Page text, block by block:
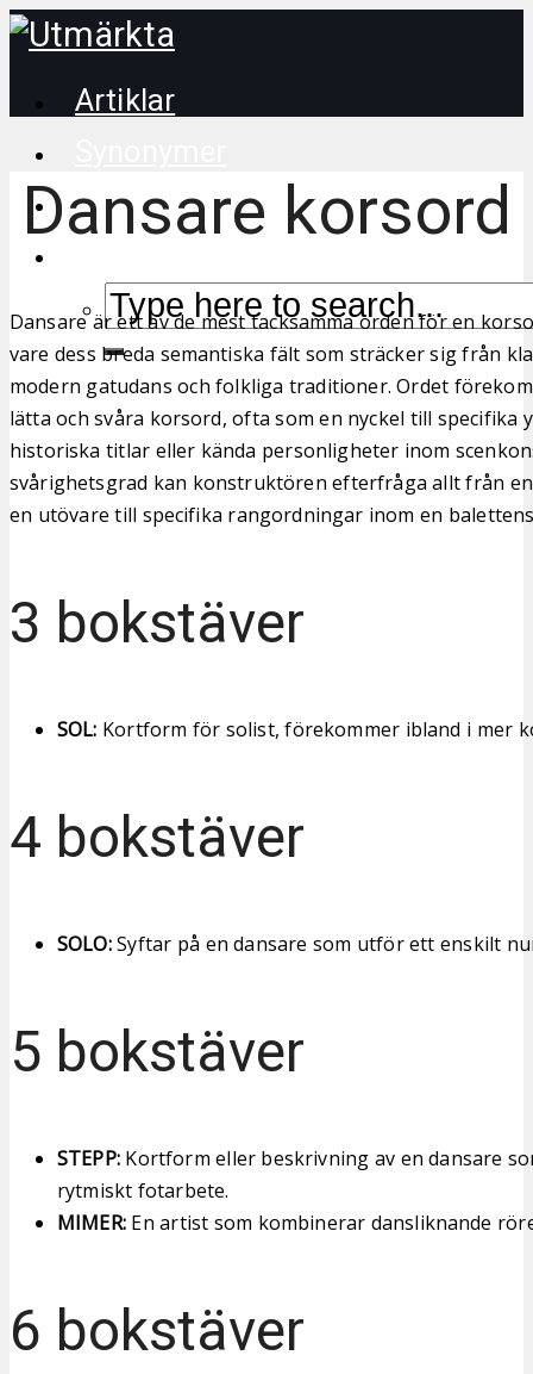
Artiklar
Korsordstips
Dansare korsord
Dansare är ett av de mest tacksamma orden för en
vare dess breda semantiska fält som sträcker sig från
modern gatudans och folkliga traditioner. Ordet
lätta och svåra korsord, ofta som en nyckel till specifika
historiska titlar eller kända personligheter inom
svårighetsgrad kan konstruktören efterfråga allt från
en utövare till specifika rangordningar inom en
3 bokstäver
SOL: Kortform för solist, förekommer ibland i mer
4 bokstäver
SOLO:Syftar på en dansare som utför ett enskilt
5 bokstäver
STEPP:Kortform eller beskrivning av en dansare
rytmiskt fotarbete.
MIMER:En artist som kombinerar dansliknande
6 bokstäver